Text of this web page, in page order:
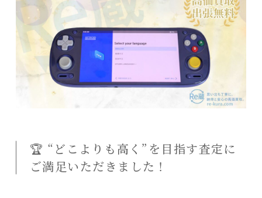
🏆 “どこよりも高く”を目指す査定に
ご満足いただきました！